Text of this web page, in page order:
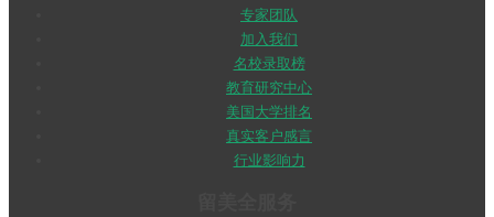
专家团队
加入我们
名校录取榜
教育研究中心
美国大学排名
真实客户感言
行业影响力